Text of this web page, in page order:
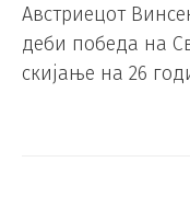
Австриецот
деби победа на
скијање на 26